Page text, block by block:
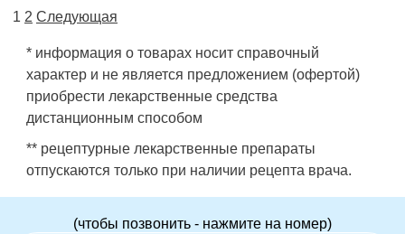
1 2 Следующая
* информация о товарах носит справочный
характер и не является предложением (офертой)
приобрести лекарственные средства
дистанционным способом
** рецептурные лекарственные препараты
отпускаются только при наличии рецепта врача.
(чтобы позвонить - нажмите на номер)